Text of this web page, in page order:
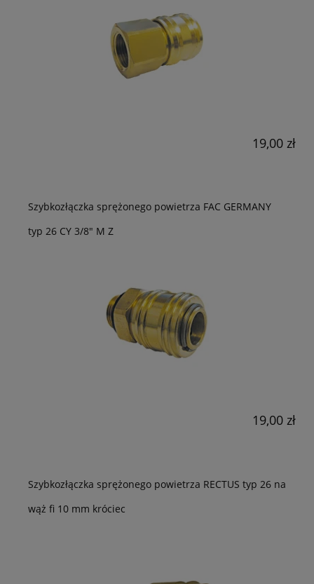
19,00 zł
Szybkozłączka sprężonego powietrza FAC GERMANY
typ 26 CY 3/8" M Z
19,00 zł
Szybkozłączka sprężonego powietrza RECTUS typ 26 na
wąż fi 10 mm króciec